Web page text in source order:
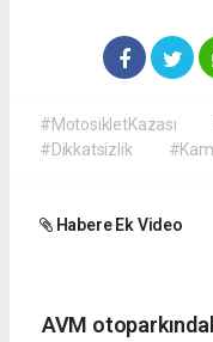
#MotosikletKazası
#Dikkatsizlik
Habere Ek Video
AVM